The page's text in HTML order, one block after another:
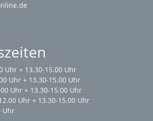
Uhr + 13.30-15.00 Uhr
Uhr + 13.30-15.00 Uhr
Uhr + 13.30-15.00 Uhr
Uhr + 13.30-15.00 Uhr
Uhr